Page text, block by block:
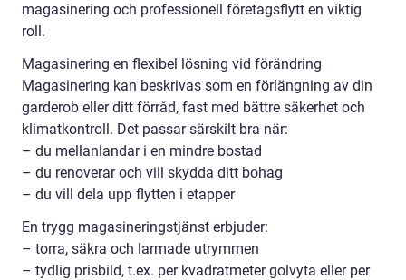
magasinering och professionell företagsflytt en viktig
roll.
Magasinering en flexibel lösning vid förändring
Magasinering kan beskrivas som en förlängning av din
garderob eller ditt förråd, fast med bättre säkerhet och
klimatkontroll. Det passar särskilt bra när:
– du mellanlandar i en mindre bostad
– du renoverar och vill skydda ditt bohag
– du vill dela upp flytten i etapper
En trygg magasineringstjänst erbjuder:
– torra, säkra och larmade utrymmen
– tydlig prisbild, t.ex. per kvadratmeter golvyta eller per